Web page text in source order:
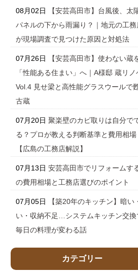
08月02日
【安芸高田市】台風後、太
パネルの下から雨漏り？｜地元の工務
が現場調査で見つけた原因と対処法
07月26日
【安芸高田市】使わない蔵
「性能ある住まい」へ｜A様邸 蔵リノ
Vol.4 見せ梁と高性能グラスウールで
古蔵
07月20日 聚楽壁のカビ取りは自分で
る？プロが教える判断基準と費用相場
【広島の工務店解説】
07月13日 安芸高田市でリフォームす
の費用相場と工務店選びのポイント
07月05日
【築20年のキッチン】暗い
い・収納不足…システムキッチン交換
毎日の料理が変わる話
カテゴリー